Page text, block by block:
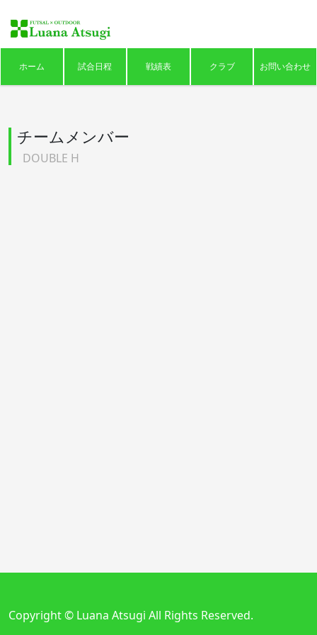
ホーム 試合日程 戦績表 クラブ お問い合わせ
チームメンバー
DOUBLE H
Copyright © Luana Atsugi All Rights Reserved.